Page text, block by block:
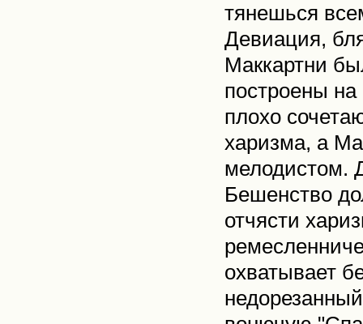
тянешься
Девиация,
Маккартни
построены
плохо
харизма, а
мелодистом.
Бешенство
отчясти
охватывает